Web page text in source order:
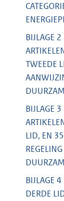
BIJLAGE
TWEEDE
BIJLAGE
LID, EN
BIJLAGE
DERDE